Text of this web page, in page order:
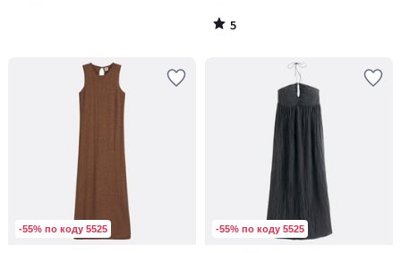
5
/
-55% по коду 5525 -55% по коду 5525